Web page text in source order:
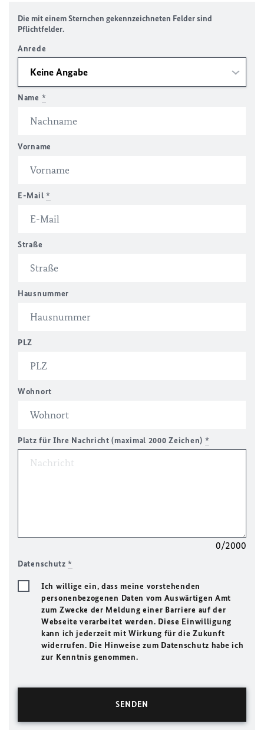
Die mit einem Sternchen gekennzeichneten Felder sind
Pflichtfelder.
Anrede
Name *
Vorname
E-Mail *
Straße
Hausnummer
PLZ
Wohnort
Platz für Ihre Nachricht (maximal 2000 Zeichen) *
0/2000
Datenschutz*
Ich willige ein, dass meine vorstehenden
personenbezogenen Daten vom Auswärtigen Amt
zum Zwecke der Meldung einer Barriere auf der
Webseite verarbeitet werden. Diese Einwilligung
kann ich jederzeit mit Wirkung für die Zukunft
widerrufen. Die Hinweise zum Datenschutz habe ich
zur Kenntnis genommen.